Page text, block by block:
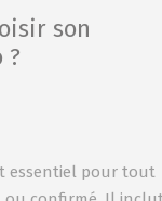
son
?
essentiel pour tout